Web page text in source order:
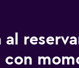
al
con